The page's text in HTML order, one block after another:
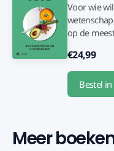
Voor wie
op de
€24,99
Bestel
Meer